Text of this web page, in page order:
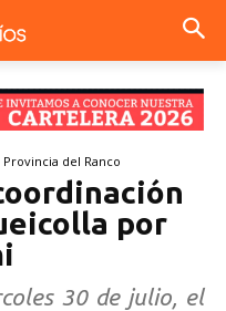
Provincia del Ranco
por
30 de julio, el